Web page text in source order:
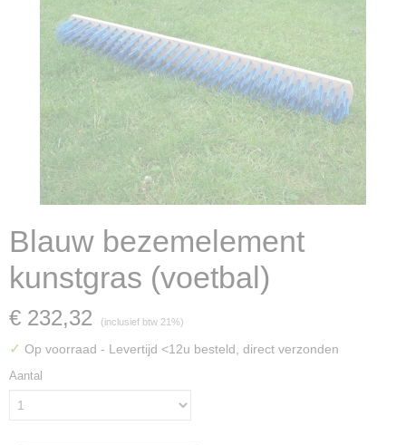
Blauw bezemelement
kunstgras (voetbal)
€ 232,32 (inclusief btw 21%)
✓ Op voorraad - Levertijd <12u besteld, direct verzonden
Aantal